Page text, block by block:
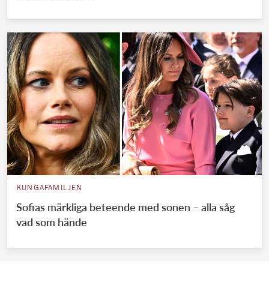
KUNGAFAMILJEN
Sofias märkliga beteende med sonen – alla såg
vad som hände